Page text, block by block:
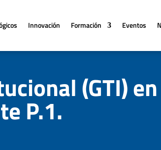
Innovación Formación Eventos
(GTI)
P.1.